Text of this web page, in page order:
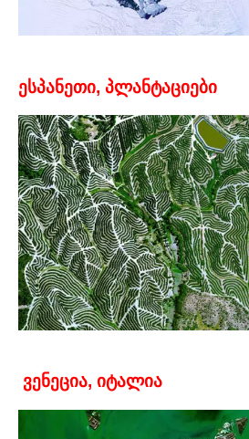
ესპანეთი, პლანტაციები
ვენეცია, იტალია